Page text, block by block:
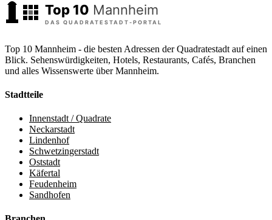
Top 10 Mannheim - die besten Adressen der Quadratestadt auf einen
Blick. Sehenswürdigkeiten, Hotels, Restaurants, Cafés, Branchen
und alles Wissenswerte über Mannheim.
Stadtteile
Innenstadt / Quadrate
Neckarstadt
Lindenhof
Schwetzingerstadt
Oststadt
Käfertal
Feudenheim
Sandhofen